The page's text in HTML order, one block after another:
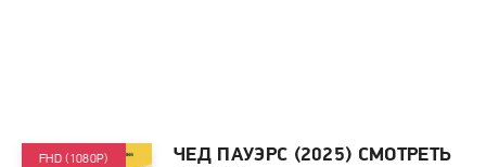
ЧЕД ПАУЭРС (2025) СМОТРЕТЬ
FHD (1080P)